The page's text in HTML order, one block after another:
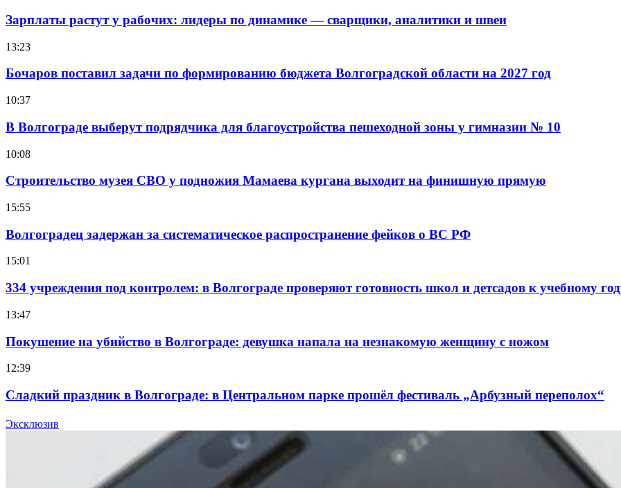
Зарплаты растут у рабочих: лидеры по динамике — сварщики, аналитики и швеи
13:23
Бочаров поставил задачи по формированию бюджета Волгоградской области на 2027 год
10:37
В Волгограде выберут подрядчика для благоустройства пешеходной зоны у гимназии № 10
10:08
Строительство музея СВО у подножия Мамаева кургана выходит на финишную прямую
15:55
Волгоградец задержан за систематическое распространение фейков о ВС РФ
15:01
334 учреждения под контролем: в Волгограде проверяют готовность школ и детсадов к учебному
13:47
Покушение на убийство в Волгограде: девушка напала на незнакомую женщину с ножом
12:39
Сладкий праздник в Волгограде: в Центральном парке прошёл фестиваль „Арбузный переполох“
15:10
Волгоградские компании нарастили экспорт: заключены контракты на 3,6 млн долларов
Эксклюзив